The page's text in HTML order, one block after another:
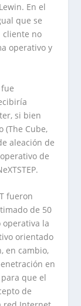
En el
que se
cliente no
operativo y
si bien
(The Cube,
aleación de
de
fueron
de 50
operativa la
orientado
en cambio,
en
que el
de